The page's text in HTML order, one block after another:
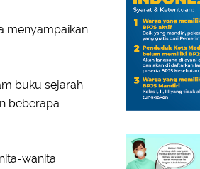
menyampaikan
buku sejarah
beberapa
wanita